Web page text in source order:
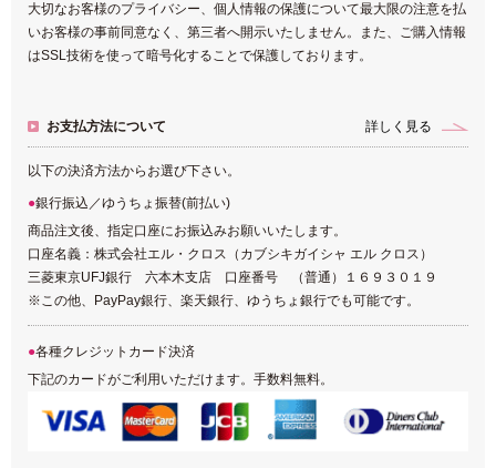
大切なお客様のプライバシー、個人情報の保護について最大限の注意を払
いお客様の事前同意なく、第三者へ開示いたしません。また、ご購入情報
はSSL技術を使って暗号化することで保護しております。
お支払方法について 詳しく見る
以下の決済方法からお選び下さい。
銀行振込／ゆうちょ振替(前払い)
商品注文後、指定口座にお振込みお願いいたします。
口座名義：株式会社エル・クロス（カブシキガイシャ エル クロス）
三菱東京UFJ銀行 六本木支店 口座番号 （普通）１６９３０１９
※この他、PayPay銀行、楽天銀行、ゆうちょ銀行でも可能です。
各種クレジットカード決済
下記のカードがご利用いただけます。手数料無料。